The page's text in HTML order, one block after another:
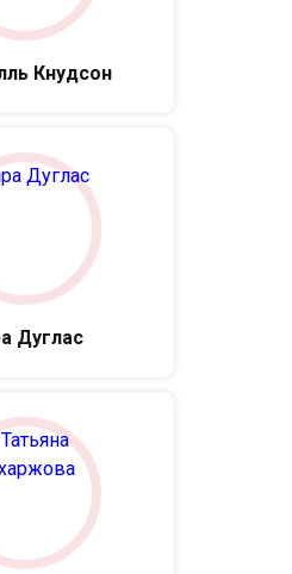
Кнудсон
Дуглас